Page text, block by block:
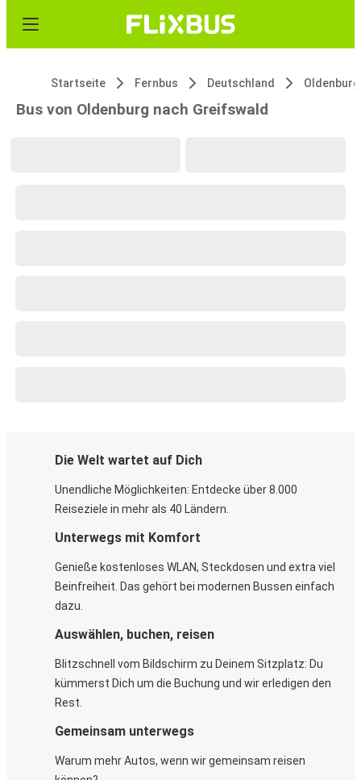
Startseite Fernbus Deutschland Oldenburg
Bus von Oldenburg nach Greifswald
Die Welt wartet auf Dich
Unendliche Möglichkeiten: Entdecke über 8.000
Reiseziele in mehr als 40 Ländern.
Unterwegs mit Komfort
Genieße kostenloses WLAN, Steckdosen und extra viel
Beinfreiheit. Das gehört bei modernen Bussen einfach
dazu.
Auswählen, buchen, reisen
Blitzschnell vom Bildschirm zu Deinem Sitzplatz: Du
kümmerst Dich um die Buchung und wir erledigen den
Rest.
Gemeinsam unterwegs
Warum mehr Autos, wenn wir gemeinsam reisen